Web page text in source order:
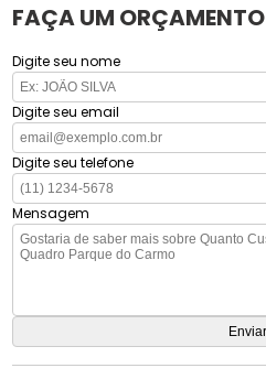
FAÇA UM ORÇAMENTO
Digite seu nome
Digite seu email
Digite seu telefone
Mensagem